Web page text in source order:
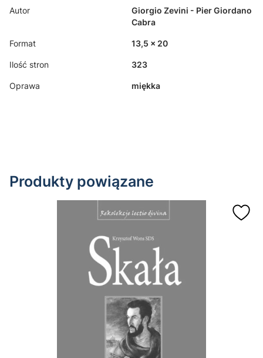
Autor
Giorgio Zevini - Pier Giordano
Cabra
Format 13,5 x 20
Ilość stron 323
Oprawa miękka
Produkty powiązane